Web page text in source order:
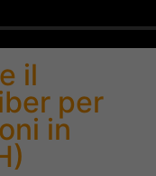
il
per
in